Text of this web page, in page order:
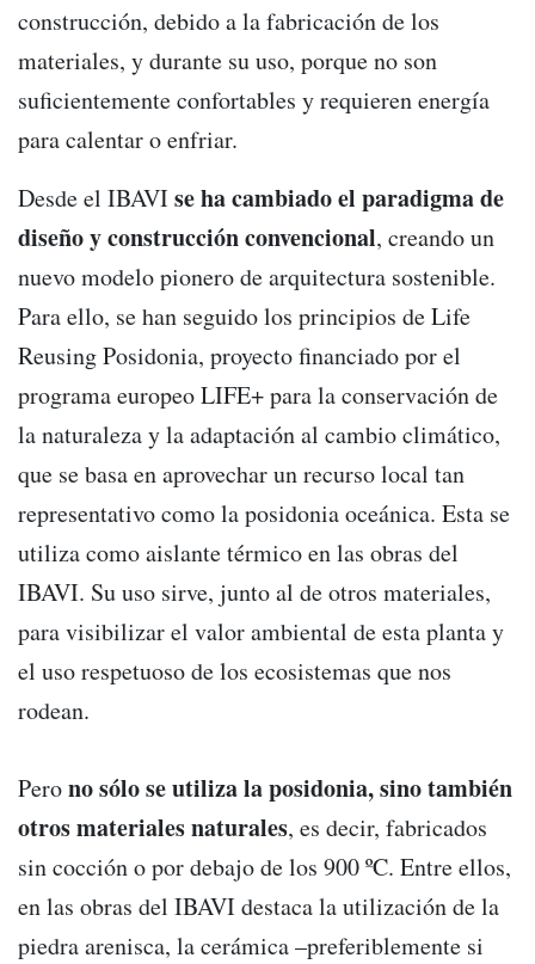
construcción, debido a la fabricación de los
materiales, y durante su uso, porque no son
suficientemente confortables y requieren energía
para calentar o enfriar.
Desde el IBAVIse ha cambiado el paradigma de
diseño y construcción convencional, creando un
nuevo modelo pionero de arquitectura sostenible.
Para ello, se han seguido los principios de Life
Reusing Posidonia, proyecto financiado por el
programa europeo LIFE+ para la conservación de
la naturaleza y la adaptación al cambio climático,
que se basa en aprovechar un recurso local tan
representativo como la posidonia oceánica. Esta se
utiliza como aislante térmico en las obras del
IBAVI. Su uso sirve, junto al de otros materiales,
para visibilizar el valor ambiental de esta planta y
el uso respetuoso de los ecosistemas que nos
rodean.
Perono sólo se utiliza la posidonia, sino también
otros materiales naturales, es decir, fabricados
sin cocción o por debajo de los 900 ºC. Entre ellos,
en las obras del IBAVI destaca la utilización de la
piedra arenisca, la cerámica –preferiblemente si